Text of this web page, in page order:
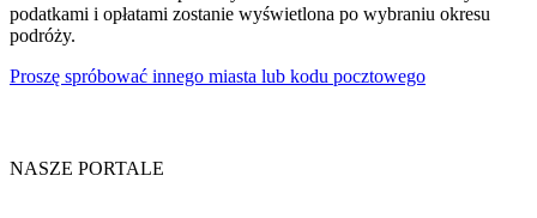
podatkami i opłatami zostanie wyświetlona po wybraniu okresu
podróży.
Proszę spróbować innego miasta lub kodu pocztowego
NASZE PORTALE